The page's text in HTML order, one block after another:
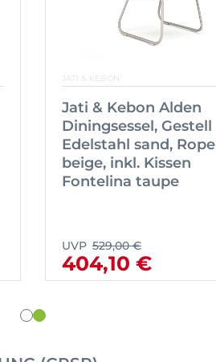
JATI & KEBON
Jati & Kebon Alden
Diningsessel, Gestell
Edelstahl sand, Rope
beige, inkl. Kissen
Fontelina taupe
UVP 529,00 €
404,10 €